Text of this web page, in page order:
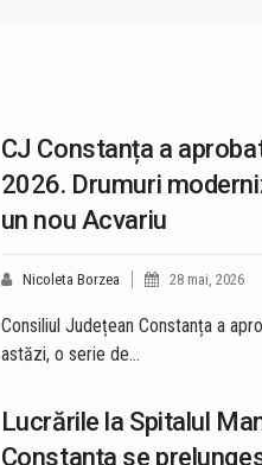
CJ Constanța a
2026. Drumuri
un nou Acvariu
Nicoleta Borzea 28 mai, 2026
Consiliul Județean Constanța a
astăzi, o serie de…
Lucrările la Spitalul
Constanța se